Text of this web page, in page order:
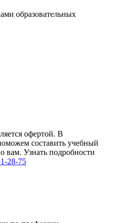
образовательных
офертой. В
составить учебный
вам. Узнать подробности
28-75